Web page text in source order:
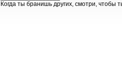
Когда ты бранишь других, смотри, чтобы